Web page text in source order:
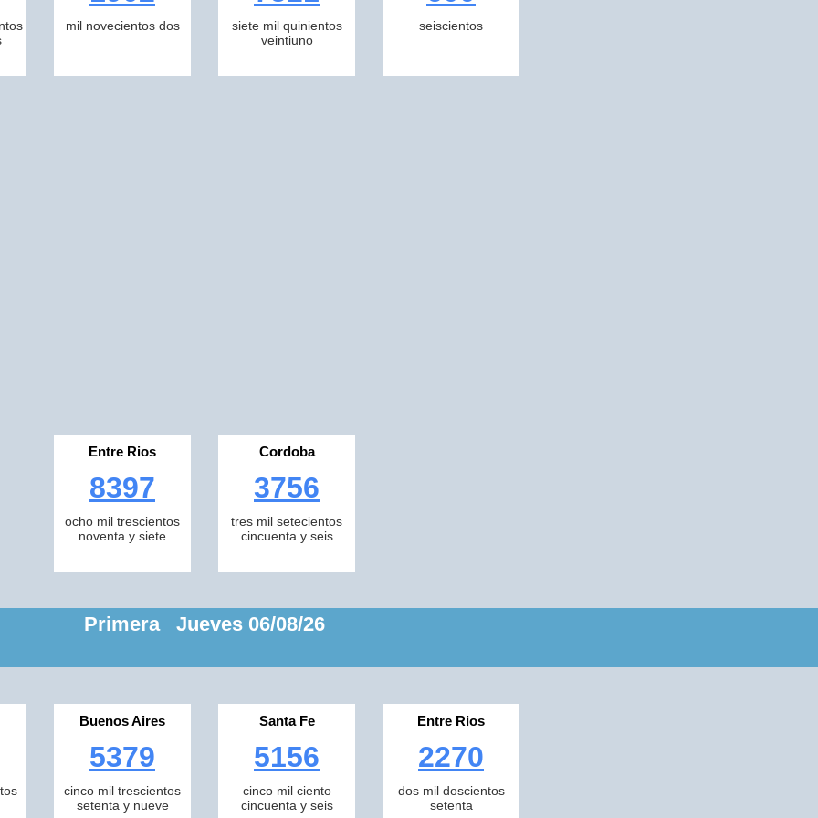
mil novecientos dos
siete mil quinientos
veintiuno
seiscientos
Entre Rios
8397
ocho mil trescientos
noventa y siete
Cordoba
3756
tres mil setecientos
cincuenta y seis
Primera Jueves 06/08/26
Buenos Aires
5379
cinco mil trescientos
setenta y nueve
Santa Fe
5156
cinco mil ciento
cincuenta y seis
Entre Rios
2270
dos mil doscientos
setenta